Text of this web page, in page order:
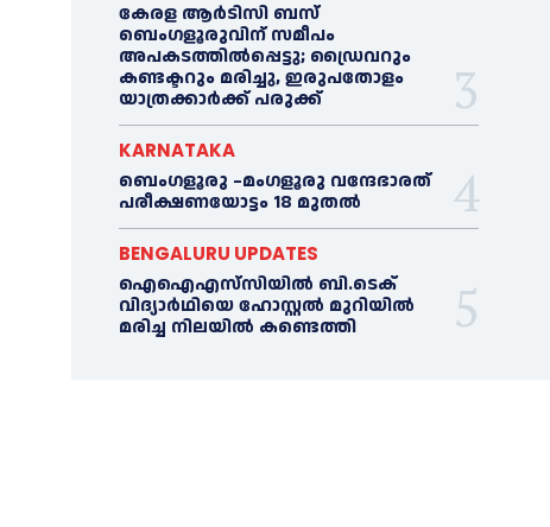
കേരള ആർടിസി ബസ്
ബെംഗളൂരുവിന് സമീപം
അപകടത്തിൽപ്പെട്ടു; ഡ്രൈവറും
കണ്ടക്ടറും മരിച്ചു, ഇരുപതോളം
യാത്രക്കാർക്ക് പരുക്ക്
KARNATAKA
ബെംഗളൂരു –മംഗളൂരു വന്ദേഭാരത്
പരീക്ഷണയോട്ടം 18 മുതൽ
BENGALURU UPDATES
ഐഐഎസ്‌സിയിൽ ബി.ടെക്
വിദ്യാർഥിയെ ഹോസ്റ്റൽ മുറിയിൽ
മരിച്ച നിലയിൽ കണ്ടെത്തി